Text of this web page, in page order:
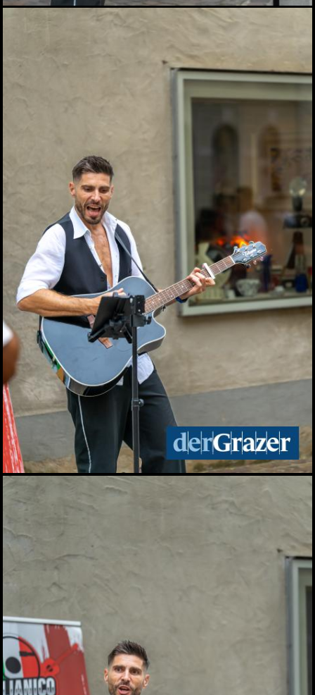
Bitte lächeln! Diese Gäste
durften wir beim 28.
Stammtisch begrüßen
Elefantenrunde zur Grazer
Biergarten-Opening am
Schlossberg
31.05.2026
Fußball-Legende Toni
Polster im Murpark
30.05.2026
Landessieger gekürt:
Lackner ist Weingut des
Jahres 2026
28.05.2026
Night of Young Leaders
2026
27.05.2026
Zinzengrinsen - Das Fest
in und um die
Zinzendorfgasse
23.05.2026
Chorfestival: Voices of
Spirit erklangen in Graz
15.05.2026
12.05.2026
Shopping Friday im
Murpark
11.05.2026
Das war der Kunst- und
Designmarkt in Graz